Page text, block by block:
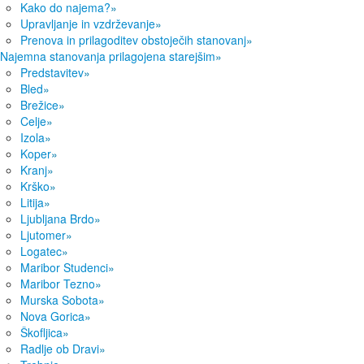
Kako do najema?»
Upravljanje in vzdrževanje»
Prenova in prilagoditev obstoječih stanovanj»
Najemna stanovanja prilagojena starejšim»
Predstavitev»
Bled»
Brežice»
Celje»
Izola»
Koper»
Kranj»
Krško»
Litija»
Ljubljana Brdo»
Ljutomer»
Logatec»
Maribor Studenci»
Maribor Tezno»
Murska Sobota»
Nova Gorica»
Škofljica»
Radlje ob Dravi»